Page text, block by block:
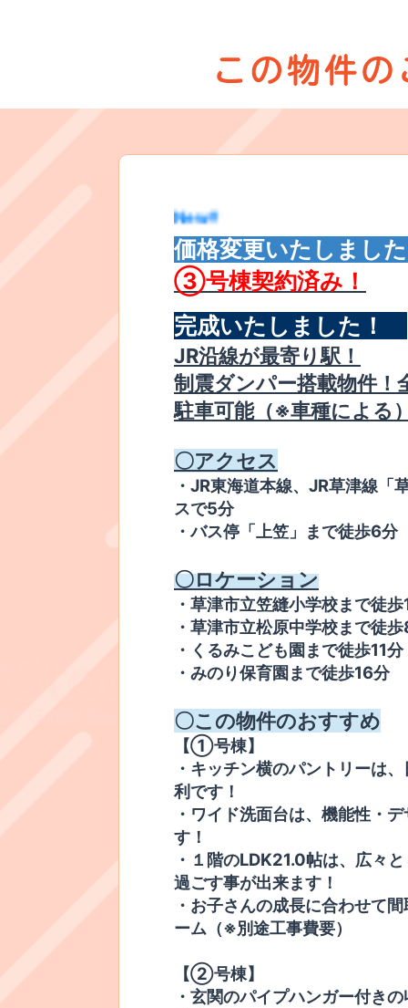
価格変更いたしまし
③号棟契約済み！
完成いたしました！
​JR沿線が最寄り駅！
制震ダンパー搭載物件！
駐車可能（※車種による
​〇アクセス
・JR東海道本線、JR草津線
スで5分
​・バス停「上笠」まで徒歩6分
​〇ロケーション
・草津市立笠縫小学校まで徒
・草津市立松原中学校まで徒
​・くるみこども園まで徒歩11分
​・みのり保育園まで徒歩16分​
​〇この物件のおすすめ
​【①号棟】
・キッチン横のパントリーは
利です！
・ワイド洗面台は、機能性・
す！
・１階のLDK21.0帖は、広々
過ごす事が出来ます！
・お子さんの成長に合わせて
ーム（※別途工事費要）
​【②号棟】
・玄関のパイプハンガー付き